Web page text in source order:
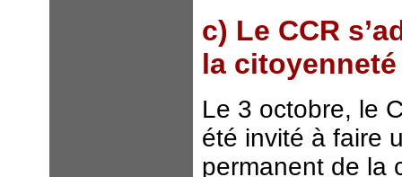
c) Le CCR
la
Le 3 octobre, le
été invité à faire
permanent de la